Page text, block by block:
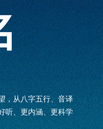
，从八字五行、音译
听、更内涵、更科学